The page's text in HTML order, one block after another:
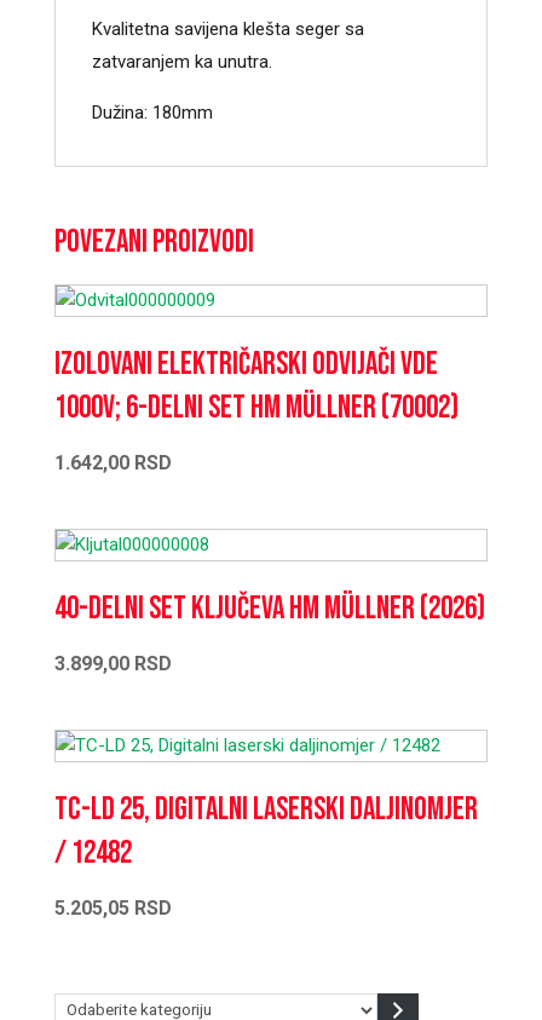
Kvalitetna savijena klešta seger sa
zatvaranjem ka unutra.
Dužina: 180mm
Povezani proizvodi
Izolovani električarski odvijači VDE
1000V; 6-delni set HM Müllner (70002)
1.642,00 RSD
40-delni set ključeva HM Müllner (2026)
3.899,00 RSD
TC-LD 25, Digitalni laserski daljinomjer
/ 12482
5.205,05 RSD
Odaberite